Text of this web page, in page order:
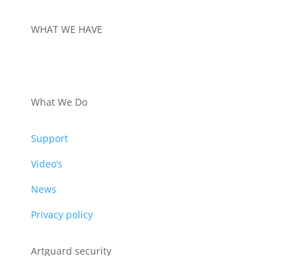
WHAT WE HAVE
What We Do
Support
Video’s
News
Privacy policy
Artguard security